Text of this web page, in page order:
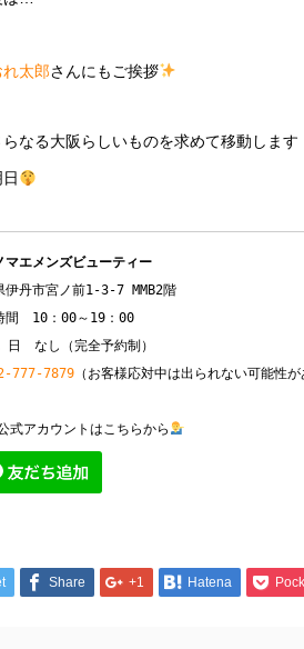
れ太郎さんにもご挨拶
なる大阪らしいものを求めて移動します
伊丹市宮ノ前1-3-7 MMB2階
間　10：00～19：00
777-7879（お客様応対中は出られない可能性が
式アカウントはこちらから
Share +1 Hatena